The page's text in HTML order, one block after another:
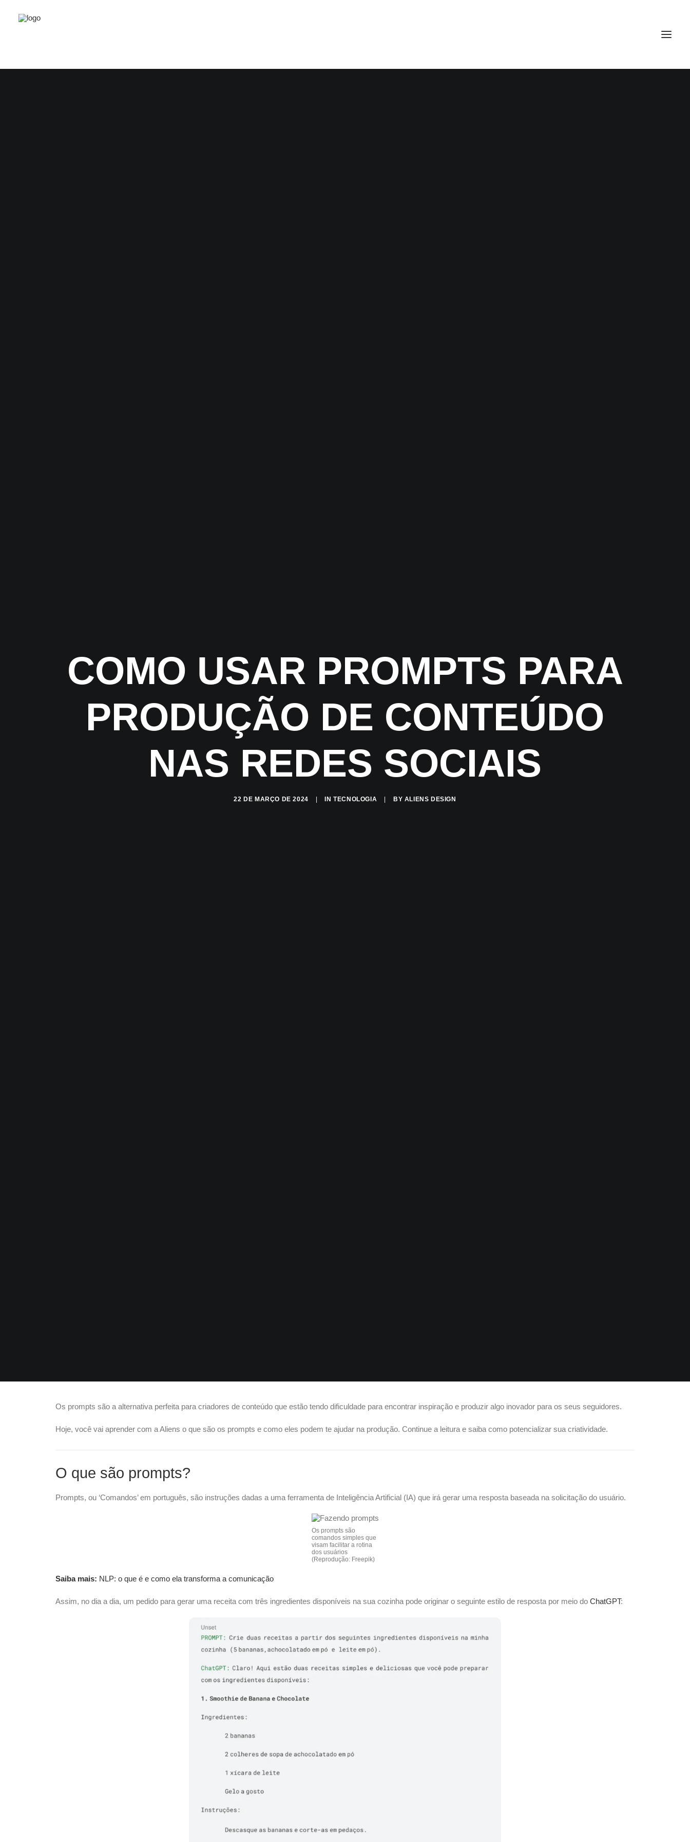
COMO USAR PROMPTS PARA
PRODUÇÃO DE CONTEÚDO
NAS REDES SOCIAIS
22 DE MARÇO DE 2024 INTECNOLOGIA BY ALIENS DESIGN
Os prompts são a alternativa perfeita para criadores de conteúdo que estão tendo dificuldade para encontrar inspiração e produzir algo inovador para os seus seguidores.
Hoje, você vai aprender com a Aliens o que são os prompts e como eles podem te ajudar na produção. Continue a leitura e saiba como potencializar sua criatividade.
O que são prompts?
Prompts, ou ‘Comandos’ em português, são instruções dadas a uma ferramenta de Inteligência Artificial (IA) que irá gerar uma resposta baseada na solicitação do usuário.
Os prompts são
comandos simples que
visam facilitar a rotina
dos usuários
(Reprodução: Freepik)
Saiba mais: NLP: o que é e como ela transforma a comunicação
Assim, no dia a dia, um pedido para gerar uma receita com três ingredientes disponíveis na sua cozinha pode originar o seguinte estilo de resposta por meio do ChatGPT: